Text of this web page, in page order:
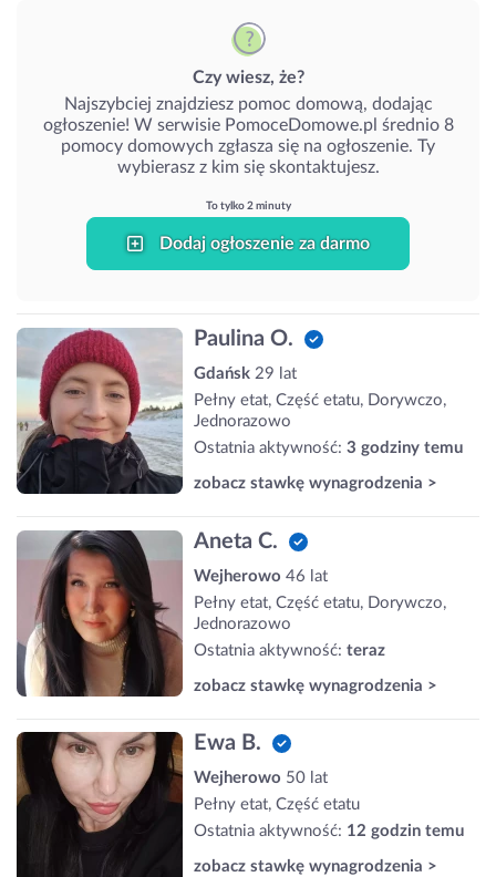
Czy wiesz, że?
Najszybciej znajdziesz pomoc domową, dodając
ogłoszenie! W serwisie PomoceDomowe.pl średnio 8
pomocy domowych zgłasza się na ogłoszenie. Ty
wybierasz z kim się skontaktujesz.
To tylko 2 minuty
Dodaj ogłoszenie za darmo
Paulina O.
Gdańsk 29 lat
Pełny etat, Część etatu, Dorywczo,
Jednorazowo
Ostatnia aktywność: 3 godziny temu
zobacz stawkę wynagrodzenia >
Aneta C.
Wejherowo 46 lat
Pełny etat, Część etatu, Dorywczo,
Jednorazowo
Ostatnia aktywność: teraz
zobacz stawkę wynagrodzenia >
Ewa B.
Wejherowo 50 lat
Pełny etat, Część etatu
Ostatnia aktywność: 12 godzin temu
zobacz stawkę wynagrodzenia >